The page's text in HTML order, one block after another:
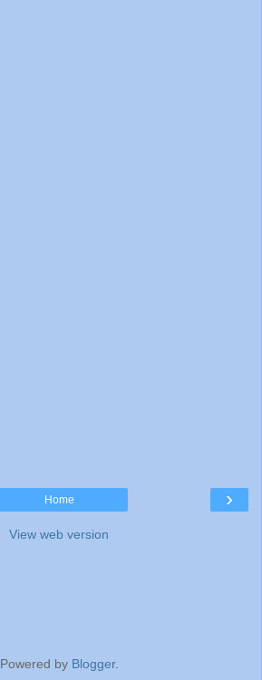
›
Home
View web version
Powered by Blogger.